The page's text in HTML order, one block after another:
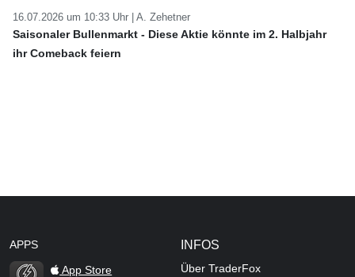
16.07.2026 um 10:33 Uhr | A. Zehetner
Saisonaler Bullenmarkt - Diese Aktie könnte im 2. Halbjahr
ihr Comeback feiern
APPS
App Store
INFOS
Über TraderFox